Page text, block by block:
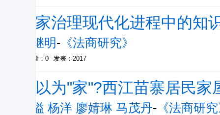
国家治理现代化进程中的知
易继明- 《法商研究》
被引量：0 发表：2017
何以为"家"?西江苗寨居民
蔡溢 杨洋 廖婧琳 马茂丹- 《法商研